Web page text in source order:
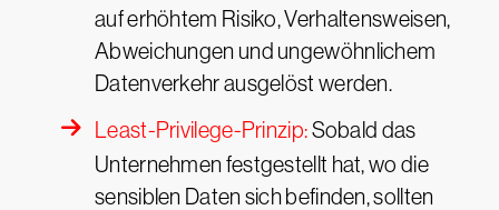
auf erhöhtem Risiko, Verhaltensweisen,
Abweichungen und ungewöhnlichem
Datenverkehr ausgelöst werden.
Least-Privilege-Prinzip:Sobald das
Unternehmen festgestellt hat, wo die
sensiblen Daten sich befinden, sollten